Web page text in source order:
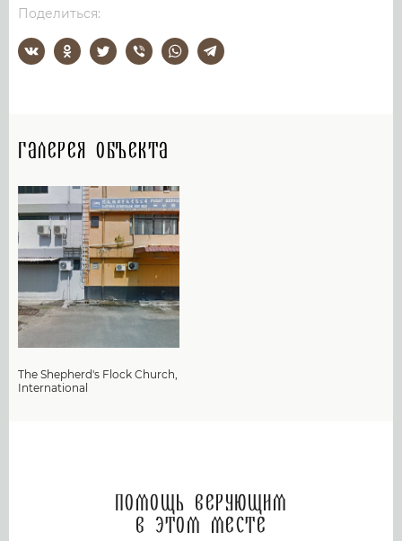
Поделиться:
Галерея объекта
The Shepherd's Flock Church,
International
Помощь верующим
в этом месте